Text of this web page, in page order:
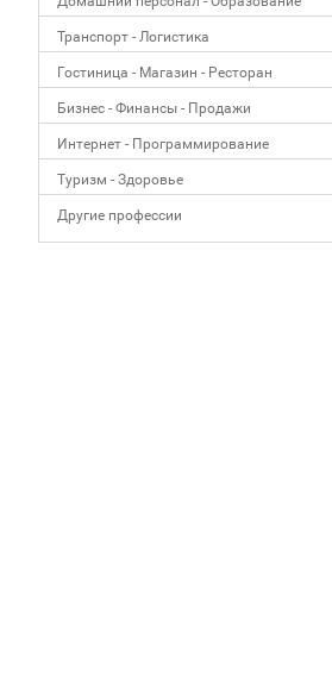
Транспорт - Логистика
Гостиница - Магазин - Ресторан
Бизнес - Финансы - Продажи
Интернет - Программирование
Туризм - Здоровье
Другие профессии